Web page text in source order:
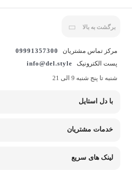
برگشت به بالا
مرکز تماس مشتریان
09991357300
پست الکترونیک
info@del.style
شنبه تا پنج شنبه 9 الی 21
با دل استایل
خدمات مشتریان
لینک های سریع